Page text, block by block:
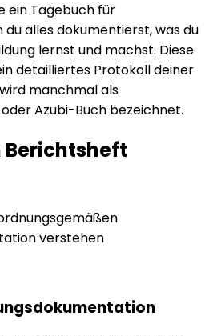
ein Tagebuch für
du alles dokumentierst, was du
lernst und machst. Diese
detailliertes Protokoll deiner
manchmal als
Azubi-Buch bezeichnet.
Berichtsheft
verstehen